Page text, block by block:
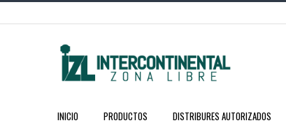
INICIO PRODUCTOS DISTRIBURES AUTORIZADOS